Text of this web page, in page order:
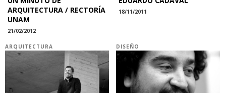
ARQUITECTURA / RECTORÍA
UNAM
21/02/2012
18/11/2011
ARQUITECTURA DISEÑO